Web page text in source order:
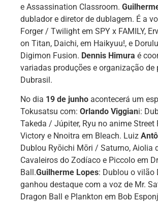
e Assassination Classroom.
dublador e diretor de dublagem. É a
Forger / Twilight em SPY x FAMILY,
on Titan, Daichi, em Haikyuu!, e
Digimon Fusion. Dennis Himura é
variadas produções e organização de
Dubrasil.
No dia 19 de junho acontecerá um
Tokusatsu com: Orlando Viggiani:
Takeda / Júpiter, Ryu no anime Street
Victory e Nnoitra em Bleach. Luiz
Dublou Ryōichi Mōri / Saturno, Aiolia
Cavaleiros do Zodíaco e Piccolo em
Ball.Guilherme Lopes: Dublou o vilão
ganhou destaque com a voz de Mr.
Dragon Ball e Plankton em Bob